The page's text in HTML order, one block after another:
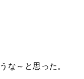
な～と思った。